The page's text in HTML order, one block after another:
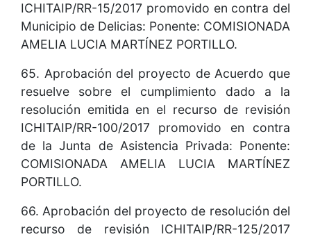
ICHITAIP/RR-15/2017 promovido en contra del
Municipio de Delicias: Ponente: COMISIONADA
AMELIA LUCIA MARTÍNEZ PORTILLO.
65. Aprobación del proyecto de Acuerdo que
resuelve sobre el cumplimiento dado a la
resolución emitida en el recurso de revisión
ICHITAIP/RR-100/2017 promovido en contra
de la Junta de Asistencia Privada: Ponente:
COMISIONADA AMELIA LUCIA MARTÍNEZ
PORTILLO.
66. Aprobación del proyecto de resolución del
recurso de revisión ICHITAIP/RR-125/2017